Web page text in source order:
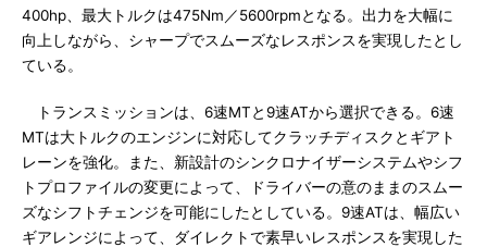
400hp、最大トルクは475Nm／5600rpmとなる。出力を大幅に
向上しながら、シャープでスムーズなレスポンスを実現したとし
ている。
トランスミッションは、6速MTと9速ATから選択できる。6速
MTは大トルクのエンジンに対応してクラッチディスクとギアト
レーンを強化。また、新設計のシンクロナイザーシステムやシフ
トプロファイルの変更によって、ドライバーの意のままのスムー
ズなシフトチェンジを可能にしたとしている。9速ATは、幅広い
ギアレンジによって、ダイレクトで素早いレスポンスを実現した